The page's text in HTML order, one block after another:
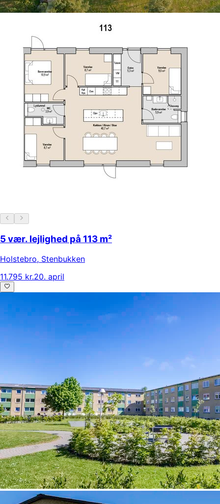
5 vær. lejlighed på 113 m²
Holstebro, Stenbukken
11.795 kr.20. april